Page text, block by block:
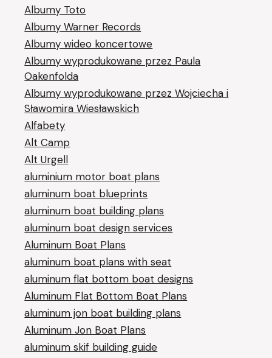
Albumy Toto
Albumy Warner Records
Albumy wideo koncertowe
Albumy wyprodukowane przez Paula
Oakenfolda
Albumy wyprodukowane przez Wojciecha i
Sławomira Wiesławskich
Alfabety
Alt Camp
Alt Urgell
aluminium motor boat plans
aluminum boat blueprints
aluminum boat building plans
aluminum boat design services
Aluminum Boat Plans
aluminum boat plans with seat
aluminum flat bottom boat designs
Aluminum Flat Bottom Boat Plans
aluminum jon boat building plans
Aluminum Jon Boat Plans
aluminum skif building guide